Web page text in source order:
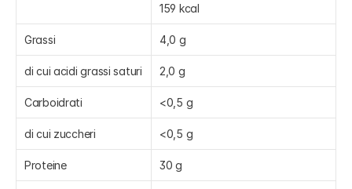
159 kcal
Grassi 4,0 g
di cui acidi grassi saturi 2,0 g
Carboidrati <0,5 g
di cui zuccheri <0,5 g
Proteine 30 g